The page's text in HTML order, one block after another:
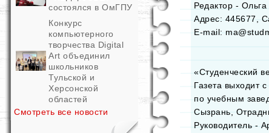
состоялся в ОмГПУ
Конкурс
компьютерного
творчества Digital
Art объединил
школьников
Тульской и
Херсонской
областей
Смотреть все новости
Редактор - Ольга
Адрес: 445677,
E-mail:
«Студенческий
Газета выходит
по учебным
Сызрань,
Руководитель -